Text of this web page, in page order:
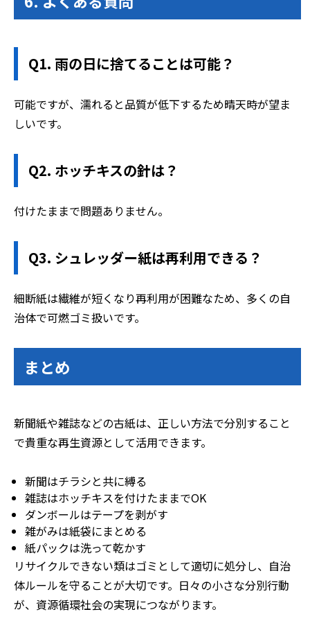
Q1. 雨の日に捨てることは可能？
可能ですが、濡れると品質が低下するため晴天時が望ま
しいです。
Q2. ホッチキスの針は？
付けたままで問題ありません。
Q3. シュレッダー紙は再利用できる？
細断紙は繊維が短くなり再利用が困難なため、多くの自
治体で可燃ゴミ扱いです。
まとめ
新聞紙や雑誌などの古紙は、正しい方法で分別すること
で貴重な再生資源として活用できます。
新聞はチラシと共に縛る
雑誌はホッチキスを付けたままでOK
ダンボールはテープを剥がす
雑がみは紙袋にまとめる
紙パックは洗って乾かす
リサイクルできない類はゴミとして適切に処分し、自治
体ルールを守ることが大切です。日々の小さな分別行動
が、資源循環社会の実現につながります。